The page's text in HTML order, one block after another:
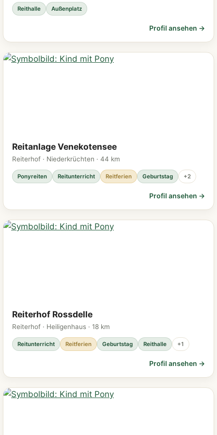
Reithalle Außenplatz
Profil ansehen →
Reitanlage Venekotensee
Reiterhof · Niederkrüchten · 44 km
Ponyreiten Reitunterricht Reitferien Geburtstag +2
Profil ansehen →
Reiterhof Rossdelle
Reiterhof · Heiligenhaus · 18 km
Reitunterricht Reitferien Geburtstag Reithalle +1
Profil ansehen →